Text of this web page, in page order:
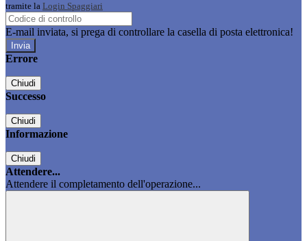
tramite la Login Spaggiari
E-mail inviata, si prega di controllare la casella di posta elettronica!
Errore
Chiudi
Successo
Chiudi
Informazione
Chiudi
Attendere...
Attendere il completamento dell'operazione...